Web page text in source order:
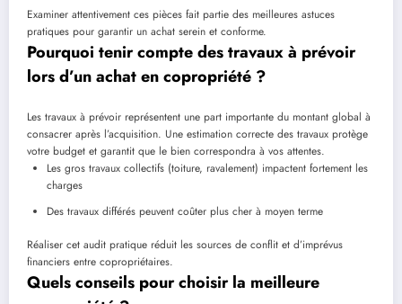
Examiner attentivement ces pièces fait partie des meilleures astuces
pratiques pour garantir un achat serein et conforme.
Pourquoi tenir compte des travaux à prévoir
lors d’un achat en copropriété ?
Les travaux à prévoir représentent une part importante du montant global à
consacrer après l’acquisition. Une estimation correcte des travaux protège
votre budget et garantit que le bien correspondra à vos attentes.
Les gros travaux collectifs (toiture, ravalement) impactent fortement les
charges
Des travaux différés peuvent coûter plus cher à moyen terme
Réaliser cet audit pratique réduit les sources de conflit et d’imprévus
financiers entre copropriétaires.
Quels conseils pour choisir la meilleure